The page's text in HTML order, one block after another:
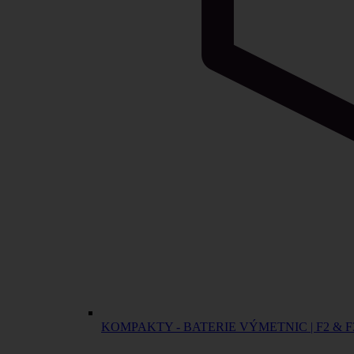
KOMPAKTY - BATERIE VÝMETNIC | F2 &